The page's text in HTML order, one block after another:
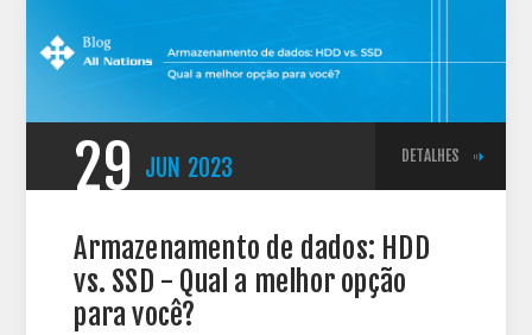
29 JUN 2023 DETALHES
Armazenamento de dados: HDD
vs. SSD - Qual a melhor opção
para você?